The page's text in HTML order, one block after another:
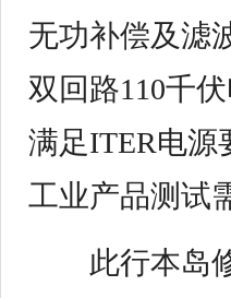
无功补偿及滤
双回路110千
满足ITER电源
工业产品测试
此行本岛